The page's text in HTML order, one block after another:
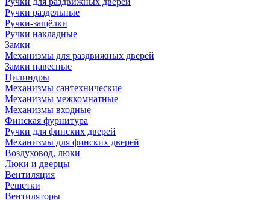
Ручки раздельные
Ручки-защёлки
Ручки накладные
Замки
Механизмы для раздвижных дверей
Замки навесные
Цилиндры
Механизмы сантехнические
Механизмы межкомнатные
Механизмы входные
Финская фурнитура
Ручки для финских дверей
Механизмы для финских дверей
Воздуховод, люки
Люки и дверцы
Вентиляция
Решетки
Вентиляторы